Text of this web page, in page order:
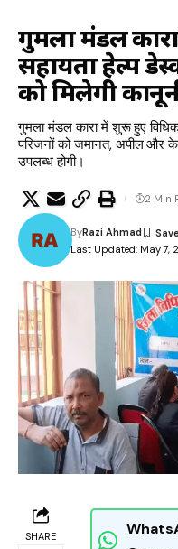
गुमला मंडल
सहायता हेल्प
को मिलेगी
गुमला मंडल कारा में शुरू हुए
परिजनों को जमानत, अपील और
उपलब्ध होगी।
Last Updated: May 7,
ByRazi Ahmad
2 Min
SHARE